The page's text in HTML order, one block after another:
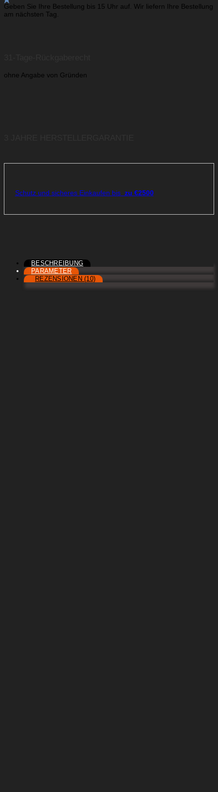
Geben Sie Ihre Bestellung bis 15 Uhr auf. Wir liefern Ihre Bestellung
am nächsten Tag.
ohne Angabe von Gründen
Schutz und sicheres Einkaufen biszu €2500
BESCHREIBUNG
PARAMETER
REZENSIONEN (10)